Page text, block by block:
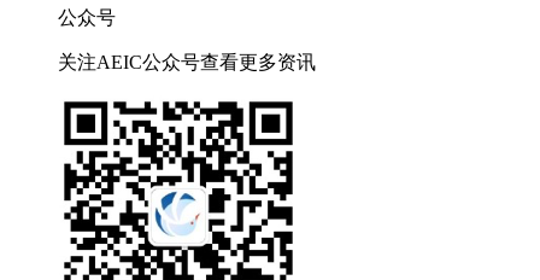
公众号
关注AEIC公众号查看更多资讯